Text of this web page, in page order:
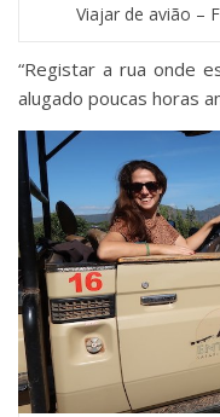
Viajar de avião –
“Registar a rua onde
alugado poucas horas